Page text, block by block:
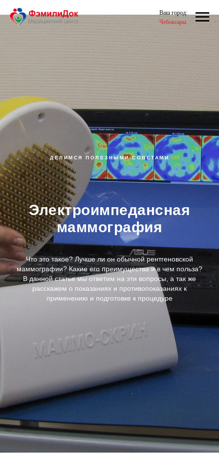
Ваш город:
Чебоксары
ДЕЛИМСЯ ПОЛЕЗНЫМИ СОВЕТАМИ
Электроимпедансная
маммография
Что это такое? Лучше ли он обычной рентгеновской
маммографии? Какие его преимущества и в чем польза?
В данной статье мы ответим на эти вопросы, а так же
расскажем о показаниях и противопоказаниях к
применению и подготовке к процедуре